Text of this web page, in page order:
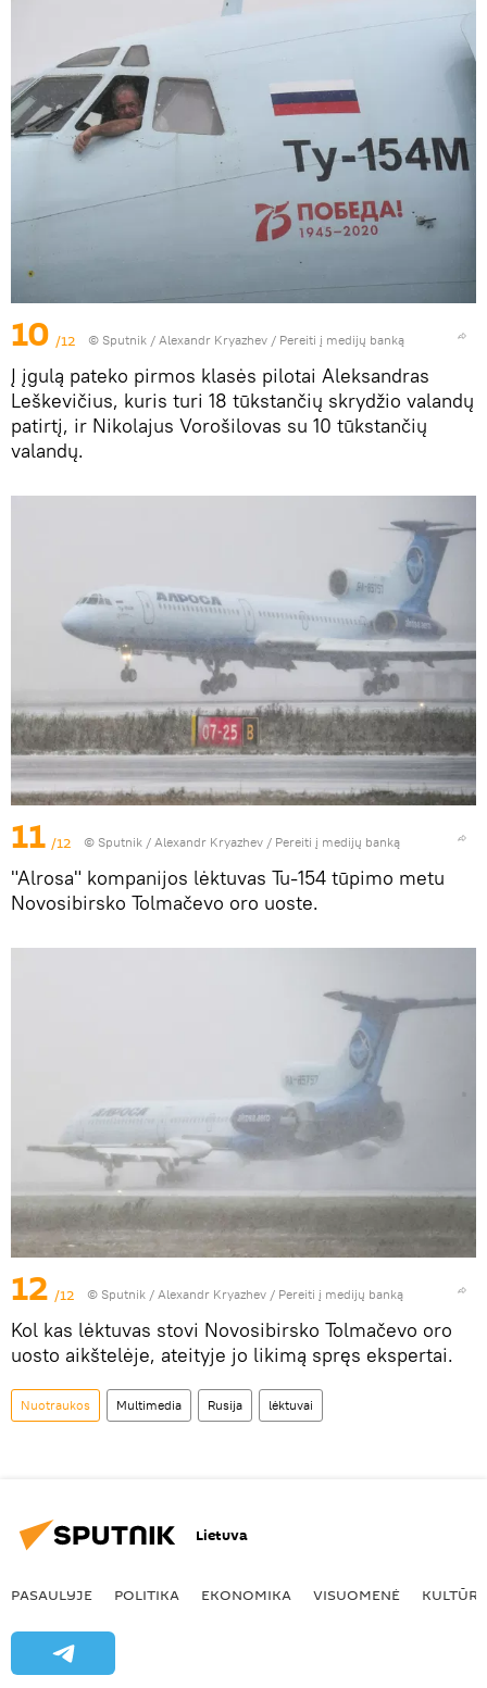
10 /12 © Sputnik / Alexandr Kryazhev / Pereiti į medijų banką
Į įgulą pateko pirmos klasės pilotai Aleksandras
Leškevičius, kuris turi 18 tūkstančių skrydžio valandų
patirtį, ir Nikolajus Vorošilovas su 10 tūkstančių
valandų.
11 /12 © Sputnik / Alexandr Kryazhev / Pereiti į medijų banką
"Alrosa" kompanijos lėktuvas Tu-154 tūpimo metu
Novosibirsko Tolmačevo oro uoste.
12 /12 © Sputnik / Alexandr Kryazhev / Pereiti į medijų banką
Kol kas lėktuvas stovi Novosibirsko Tolmačevo oro
uosto aikštelėje, ateityje jo likimą spręs ekspertai.
Nuotraukos Multimedia Rusija lėktuvai
Lietuva
PASAULYJE POLITIKA EKONOMIKA VISUOMENĖ KULTŪRA